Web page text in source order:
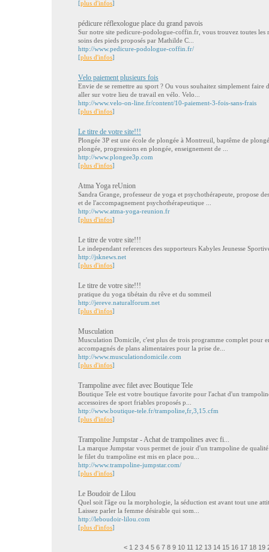
[plus d'infos]
pédicure réflexologue place du grand pavois
Sur notre site pedicure-podologue-coffin.fr, vous trouvez toutes les
soins des pieds proposés par Mathilde C...
http://www.pedicure-podologue-coffin.fr/
[plus d'infos]
Velo paiement plusieurs fois
Envie de se remettre au sport ? Ou vous souhaitez simplement faire
aller sur votre lieu de travail en vélo. Velo...
http://www.velo-on-line.fr/content/10-paiement-3-fois-sans-frais
[plus d'infos]
Le titre de votre site!!!
Plongée 3P est une école de plongée à Montreuil, baptême de
plongée, progressions en plongée, enseignement de ...
http://www.plongee3p.com
[plus d'infos]
Atma Yoga reUnion
Sandra Grange, professeur de yoga et psychothérapeute, propose
et de l'accompagnement psychothérapeutique ...
http://www.atma-yoga-reunion.fr
[plus d'infos]
Le titre de votre site!!!
Le independant references des supporteurs Kabyles Jeunesse
http://jsknews.net
[plus d'infos]
Le titre de votre site!!!
pratique du yoga tibétain du rêve et du sommeil
http://jereve.naturalforum.net
[plus d'infos]
Musculation
Musculation Domicile, c'est plus de trois programme complet pour
accompagnés de plans alimentaires pour la prise de...
http://www.musculationdomicile.com
[plus d'infos]
Trampoline avec filet avec Boutique Tele
Boutique Tele est votre boutique favorite pour l'achat d'un
accessoires de sport friables proposés p...
http://www.boutique-tele.fr/trampoline,fr,3,15.cfm
[plus d'infos]
Trampoline Jumpstar - Achat de trampolines avec fi...
La marque Jumpstar vous permet de jouir d'un trampoline de
le filet du trampoline est mis en place pou...
http://www.trampoline-jumpstar.com/
[plus d'infos]
Le Boudoir de Lilou
Quel soit l'âge ou la morphologie, la séduction est avant tout une
Laissez parler la femme désirable qui som...
http://leboudoir-lilou.com
[plus d'infos]
< 1 2 3 4 5 6 7 8 9 10 11 12 13 14 15 16 17 18 19